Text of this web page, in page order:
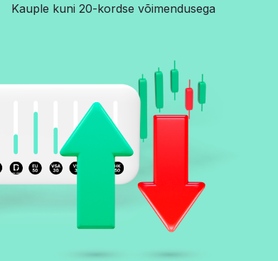
Kauple kuni 20-kordse võimendusega